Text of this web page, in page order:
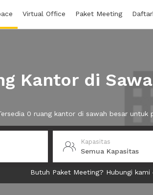
Virtual Office Paket Meeting
Kantor di
0 ruang kantor di sawah besar
Kapasitas
Semua Kapasitas
Butuh Paket Meeting? Hubungi kami